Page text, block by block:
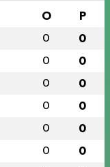
O P
0 0
0 0
0 0
0 0
0 0
0 0